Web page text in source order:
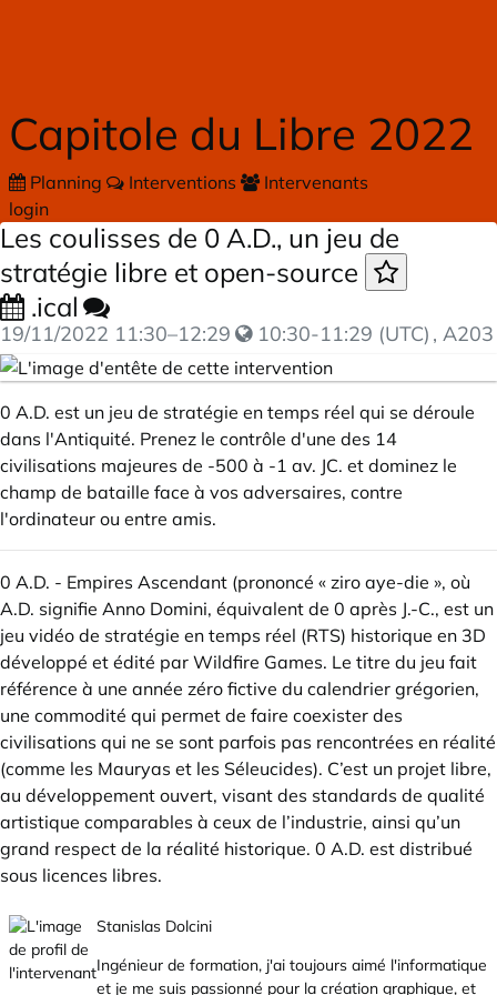
Capitole du Libre 2022
Planning Interventions
Intervenants
login
Les coulisses de 0 A.D., un jeu de
stratégie libre et open-source
.ical
19/11/2022 11:30–12:29 10:30-11:29 (UTC) , A203
0 A.D. est un jeu de stratégie en temps réel qui se déroule
dans l'Antiquité. Prenez le contrôle d'une des 14
civilisations majeures de -500 à -1 av. JC. et dominez le
champ de bataille face à vos adversaires, contre
l'ordinateur ou entre amis.
0 A.D. - Empires Ascendant (prononcé « ziro aye-die », où
A.D. signifie Anno Domini, équivalent de 0 après J.-C., est un
jeu vidéo de stratégie en temps réel (RTS) historique en 3D
développé et édité par Wildfire Games. Le titre du jeu fait
référence à une année zéro fictive du calendrier grégorien,
une commodité qui permet de faire coexister des
civilisations qui ne se sont parfois pas rencontrées en réalité
(comme les Mauryas et les Séleucides). C’est un projet libre,
au développement ouvert, visant des standards de qualité
artistique comparables à ceux de l’industrie, ainsi qu’un
grand respect de la réalité historique. 0 A.D. est distribué
sous licences libres.
Stanislas Dolcini
Ingénieur de formation, j'ai toujours aimé l'informatique
et je me suis passionné pour la création graphique, et